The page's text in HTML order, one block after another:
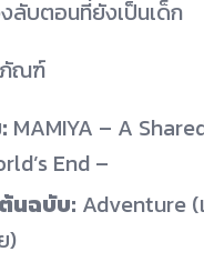
งลับตอนที่ยังเป็นเด็ก
ณฑ์
MAMIYA – A
End –
นฉบับ: Adventure (
)